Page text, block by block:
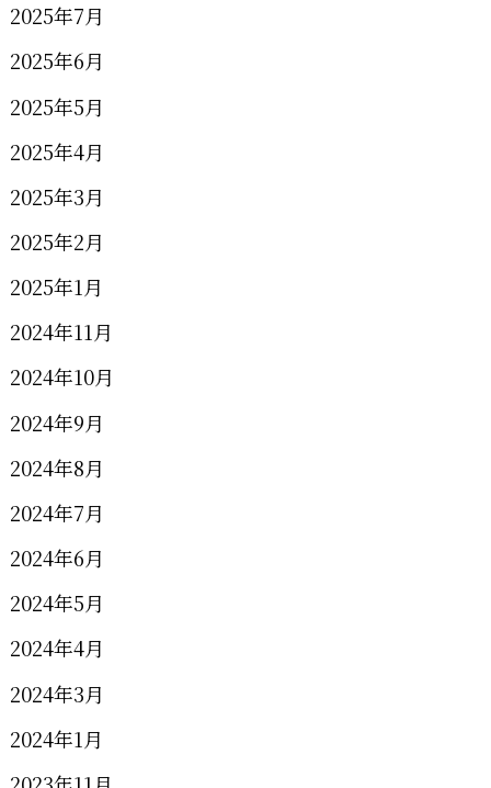
2025年7月
2025年6月
2025年5月
2025年4月
2025年3月
2025年2月
2025年1月
2024年11月
2024年10月
2024年9月
2024年8月
2024年7月
2024年6月
2024年5月
2024年4月
2024年3月
2024年1月